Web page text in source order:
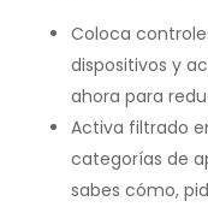
Coloca
dispositivos y
ahora para
Activa filtrado
categorías de
sabes cómo,